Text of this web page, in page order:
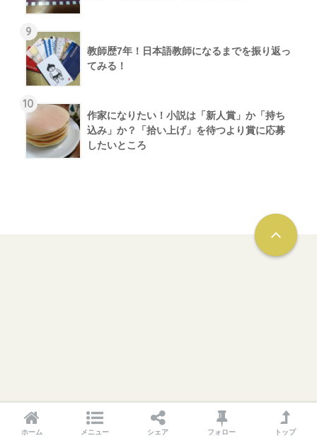
9
教師歴7年！日本語教師になるまでを振り返っ
てみる！
10
作家になりたい！小説は「新人賞」か「持ち
込み」か？「拾い上げ」を待つより賞に応募
したいところ
ホーム メニュー シェア フォロー トップ